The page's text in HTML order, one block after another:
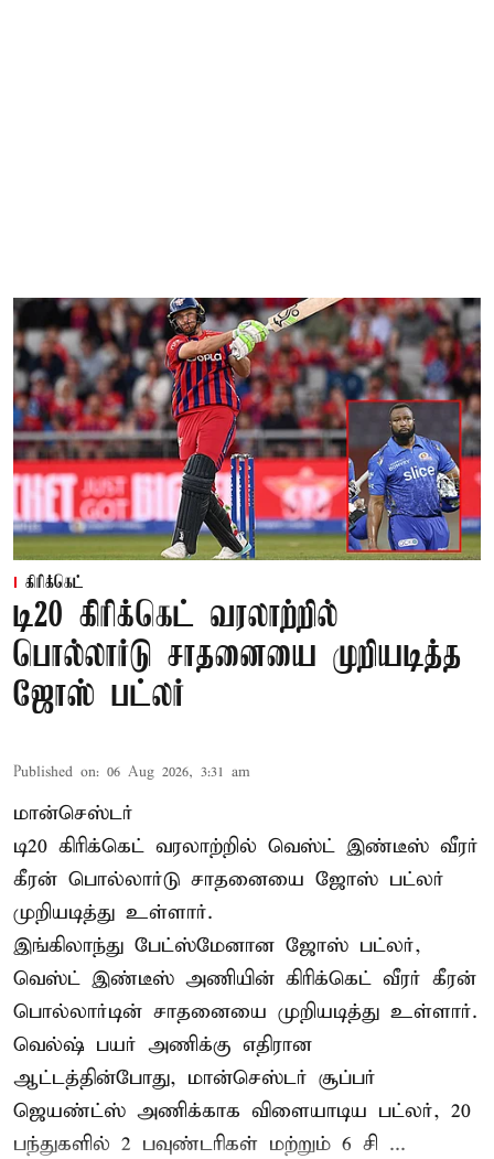
கிரிக்கெட்
டி20 கிரிக்கெட் வரலாற்றில்
பொல்லார்டு சாதனையை முறியடித்த
ஜோஸ் பட்லர்
Published on: 06 Aug 2026, 3:31 am
மான்செஸ்டர்
டி20 கிரிக்கெட் வரலாற்றில் வெஸ்ட் இண்டீஸ் வீரர்
கீரன் பொல்லார்டு சாதனையை ஜோஸ் பட்லர்
முறியடித்து உள்ளார்.
இங்கிலாந்து பேட்ஸ்மேனான ஜோஸ் பட்லர்,
வெஸ்ட் இண்டீஸ் அணியின் கிரிக்கெட் வீரர் கீரன்
பொல்லார்டின் சாதனையை முறியடித்து உள்ளார்.
வெல்ஷ் பயர் அணிக்கு எதிரான
ஆட்டத்தின்போது, மான்செஸ்டர் சூப்பர்
ஜெயண்ட்ஸ் அணிக்காக விளையாடிய பட்லர், 20
பந்துகளில் 2 பவுண்டரிகள் மற்றும் 6 சி ...